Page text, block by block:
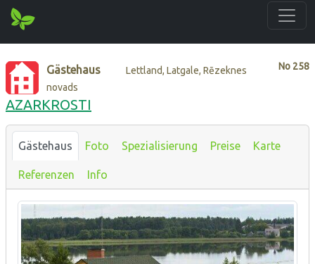
No 258
Gästehaus
Lettland, Latgale, Rēzeknes
novads
AZARKROSTI
Gästehaus Foto Spezialisierung Preise Karte
Referenzen Info